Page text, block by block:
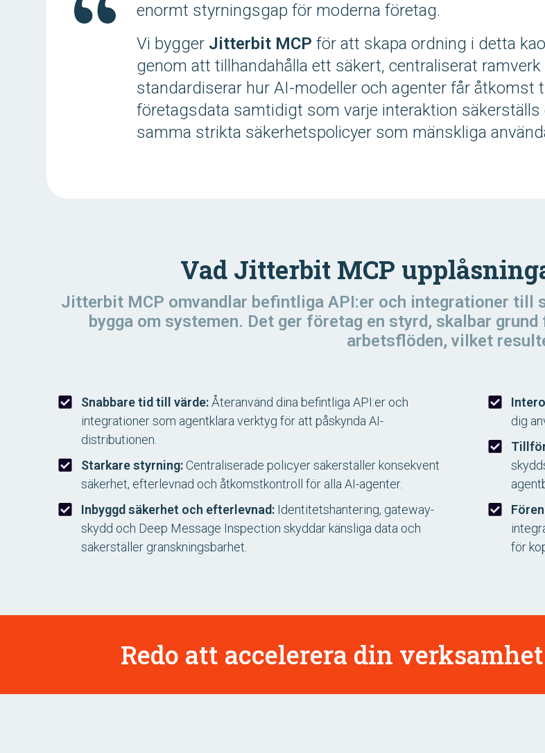
enormt styrningsgap för moderna företag.
Vi bygger Jitterbit MCP för att skapa ordning i detta
genom att tillhandahålla ett säkert, centraliserat
standardiserar hur AI-modeller och agenter får åtkomst
företagsdata samtidigt som varje interaktion säkerställs
samma strikta säkerhetspolicyer som mänskliga
Vad Jitterbit MCP
Jitterbit MCP omvandlar befintliga API:er och integrationer till
bygga om systemen. Det ger företag en styrd, skalbar
arbetsflöden, vilket
Snabbare tid till värde:Återanvänd dina befintliga API:er och
integrationer som agentklara verktyg för att påskynda AI-
distributionen.
Starkare styrning: Centraliserade policyer säkerställer konsekvent
säkerhet, efterlevnad och åtkomstkontroll för alla AI-agenter.
Inbyggd säkerhet och efterlevnad: Identitetshantering, gateway-
skydd och Deep Message Inspection skyddar känsliga data och
säkerställer granskningsbarhet.
dig
för
Redo att accelerera din